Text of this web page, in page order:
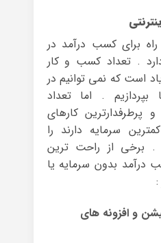
برای کسب درآمد در
. تعداد کسب و کار
است که نمی توانیم در
بپردازیم . اما تعداد
پرطرفدارترین کارهای
سرمایه دارند را
برخی از راحت ترین
درآمد بدون سرمایه یا
:
و افزونه های